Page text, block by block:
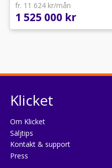
fr. 11 624 kr/mån
1 525 000 kr
Klicket
Om Klicket
Säljtips
Kontakt & support
Press